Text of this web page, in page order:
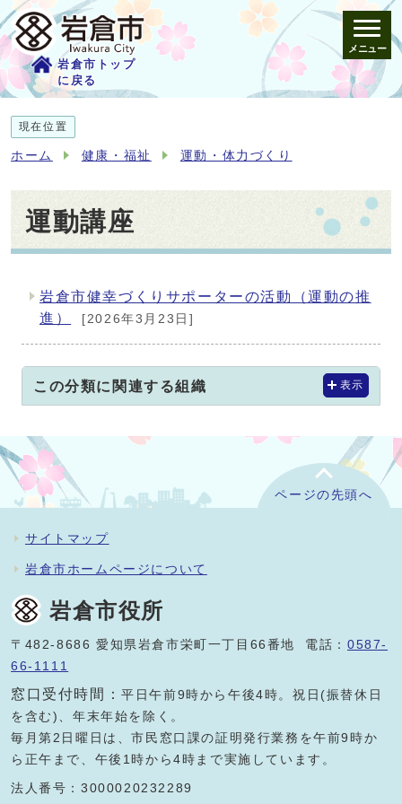
岩倉市トップ
に戻る
メニュー
現在位置
ホーム 健康・福祉 運動・体力づくり
運動講座
メインメニュー
岩倉市健幸づくりサポーターの活動（運動の推
進）
[2026年3月23日]
この分類に関連する組織 表示
ページの先頭へ
サイトマップ
岩倉市ホームページについて
岩倉市役所
〒482-8686 愛知県岩倉市栄町一丁目66番地 電話：0587-
66-1111
窓口受付時間：平日午前9時から午後4時。祝日(振替休日
を含む)、年末年始を除く。
毎月第2日曜日は、市民窓口課の証明発行業務を午前9時か
ら正午まで、午後1時から4時まで実施しています。
法人番号：3000020232289